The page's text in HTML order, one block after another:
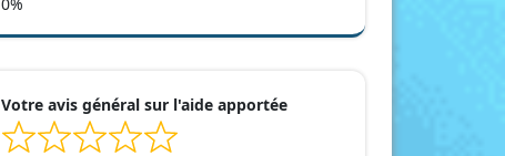
Votre avis général sur l'aide apportée